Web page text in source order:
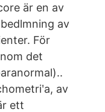
är en av
av
För
det
av
ett